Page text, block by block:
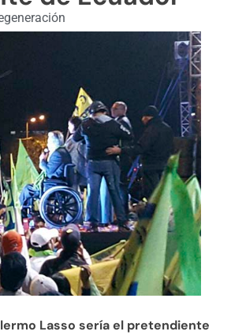
Lasso sería el pretendiente